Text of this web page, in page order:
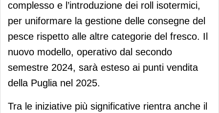
complesso e l’introduzione dei roll isotermici,
per uniformare la gestione delle consegne del
pesce rispetto alle altre categorie del fresco. Il
nuovo modello, operativo dal secondo
semestre 2024, sarà esteso ai punti vendita
della Puglia nel 2025.
Tra le iniziative più significative rientra anche il